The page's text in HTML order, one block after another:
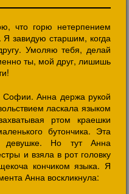
что горю нетерпением
завидую старшим, когда
Умоляю тебя, делай
ты, мой друг, лишишь
Анна держа рукой
ласкала языком
ртом краешки
бутончика. Эта
девушке. Но тут Анна
и взяла в рот головку
кончиком языка. Я
Анна воскликнула: